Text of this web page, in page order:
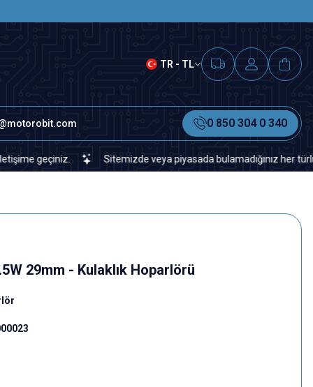
TR - TL
0 850 304 0 340
geçiniz. Sitemizde veya piyasada bulamadığınız her türlü
29mm - Kulaklık Hoparlörü